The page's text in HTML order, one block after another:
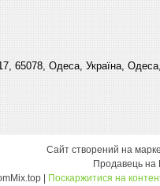
65078, Одеса, Україна,
Сайт створений на
Продавець на
Поскаржитися на